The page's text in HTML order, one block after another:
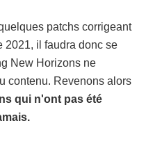
patchs corrigeant
2021, il faudra donc se
New Horizons ne
contenu. Revenons alors
qui n'ont pas été